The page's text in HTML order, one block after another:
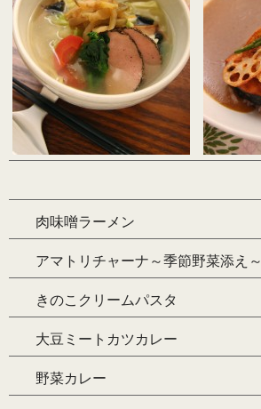
肉味噌ラーメン
アマトリチャーナ～季節野菜添え～
きのこクリームパスタ
大豆ミートカツカレー
野菜カレー